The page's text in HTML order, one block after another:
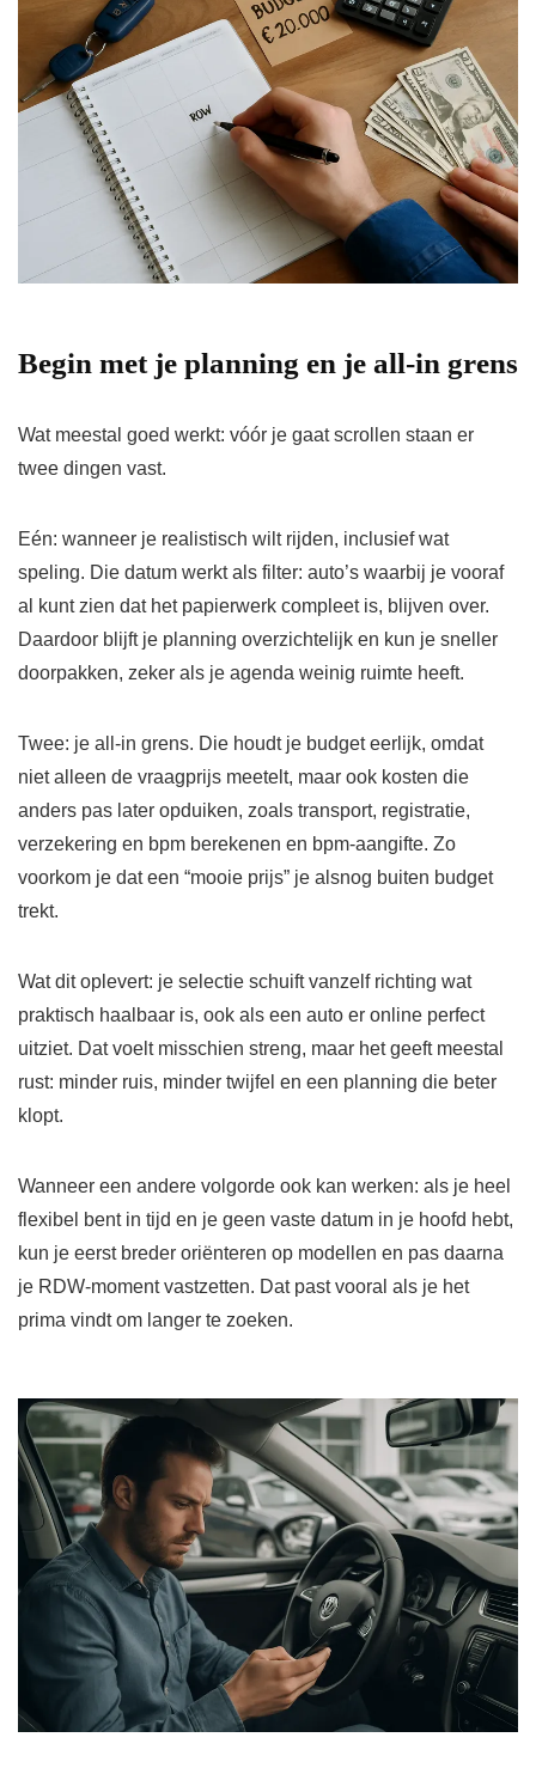
Begin met je planning en je all-in grens
Wat meestal goed werkt: vóór je gaat scrollen staan er
twee dingen vast.
Eén: wanneer je realistisch wilt rijden, inclusief wat
speling. Die datum werkt als filter: auto’s waarbij je vooraf
al kunt zien dat het papierwerk compleet is, blijven over.
Daardoor blijft je planning overzichtelijk en kun je sneller
doorpakken, zeker als je agenda weinig ruimte heeft.
Twee: je all-in grens. Die houdt je budget eerlijk, omdat
niet alleen de vraagprijs meetelt, maar ook kosten die
anders pas later opduiken, zoals transport, registratie,
verzekering en bpm berekenen en bpm-aangifte. Zo
voorkom je dat een “mooie prijs” je alsnog buiten budget
trekt.
Wat dit oplevert: je selectie schuift vanzelf richting wat
praktisch haalbaar is, ook als een auto er online perfect
uitziet. Dat voelt misschien streng, maar het geeft meestal
rust: minder ruis, minder twijfel en een planning die beter
klopt.
Wanneer een andere volgorde ook kan werken: als je heel
flexibel bent in tijd en je geen vaste datum in je hoofd hebt,
kun je eerst breder oriënteren op modellen en pas daarna
je RDW-moment vastzetten. Dat past vooral als je het
prima vindt om langer te zoeken.